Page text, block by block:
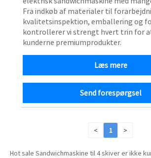
Fra indkøb af materialer til
kvalitetsinspektion, emballering og
kontrollerer vi strengt hvert trin for
kunderne premiumprodukter.
Læs mere
Send forespørgsel
< 1 >
Hot sale Sandwichmaskine til 4 skiver er ikke